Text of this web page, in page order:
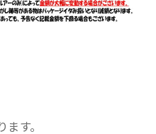
す。